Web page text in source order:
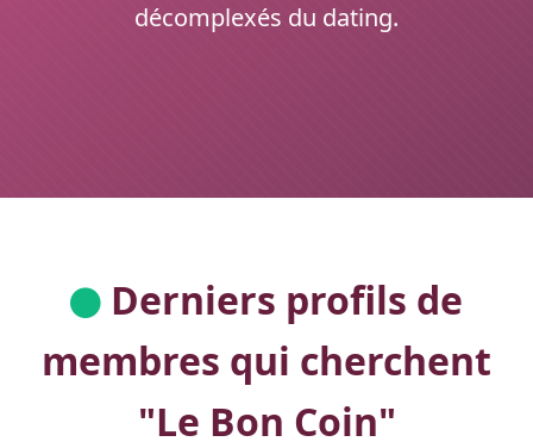
décomplexés du dating.
Derniers profils de
membres qui cherchent
"Le Bon Coin"